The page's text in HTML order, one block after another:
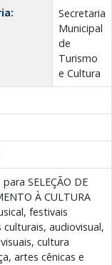
Secretaria
Municipal
de
Turismo
e Cultura
SELEÇÃO DE
À CULTURA
festivais
audiovisual,
cultura
artes cênicas e